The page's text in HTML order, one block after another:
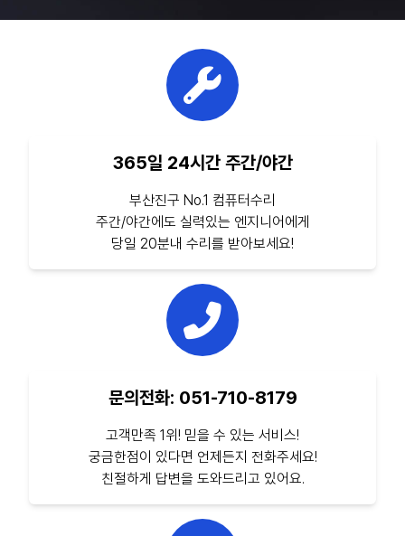
365일 24시간 주간/야간
부산진구 No.1 컴퓨터수리
주간/야간에도 실력있는 엔지니어에게
당일 20분내 수리를 받아보세요!
문의전화: 051-710-8179
고객만족 1위! 믿을 수 있는 서비스!
궁금한점이 있다면 언제든지 전화주세요!
친절하게 답변을 도와드리고 있어요.